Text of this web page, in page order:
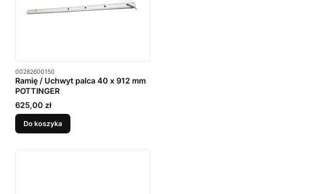
Kod produktu
00282600150
Ramię / Uchwyt palca 40 x 912 mm
POTTINGER
Cena
625,00 zł
Do koszyka